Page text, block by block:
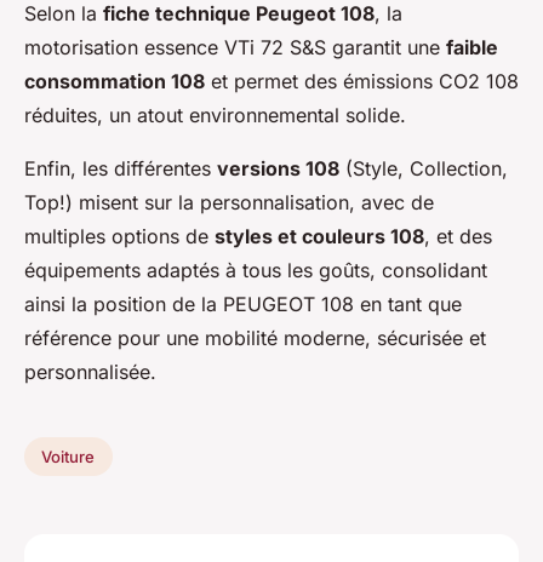
Selon la fiche technique Peugeot 108, la
motorisation essence VTi 72 S&S garantit une faible
consommation 108 et permet des émissions CO2 108
réduites, un atout environnemental solide.
Enfin, les différentes versions 108 (Style, Collection,
Top!) misent sur la personnalisation, avec de
multiples options de styles et couleurs 108, et des
équipements adaptés à tous les goûts, consolidant
ainsi la position de la PEUGEOT 108 en tant que
référence pour une mobilité moderne, sécurisée et
personnalisée.
Voiture